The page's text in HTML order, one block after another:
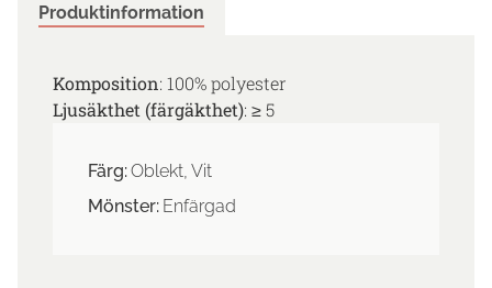
Produktinformation
Komposition: 100% polyester
Ljusäkthet (färgäkthet): ≥ 5
Färg:Oblekt, Vit
Mönster: Enfärgad